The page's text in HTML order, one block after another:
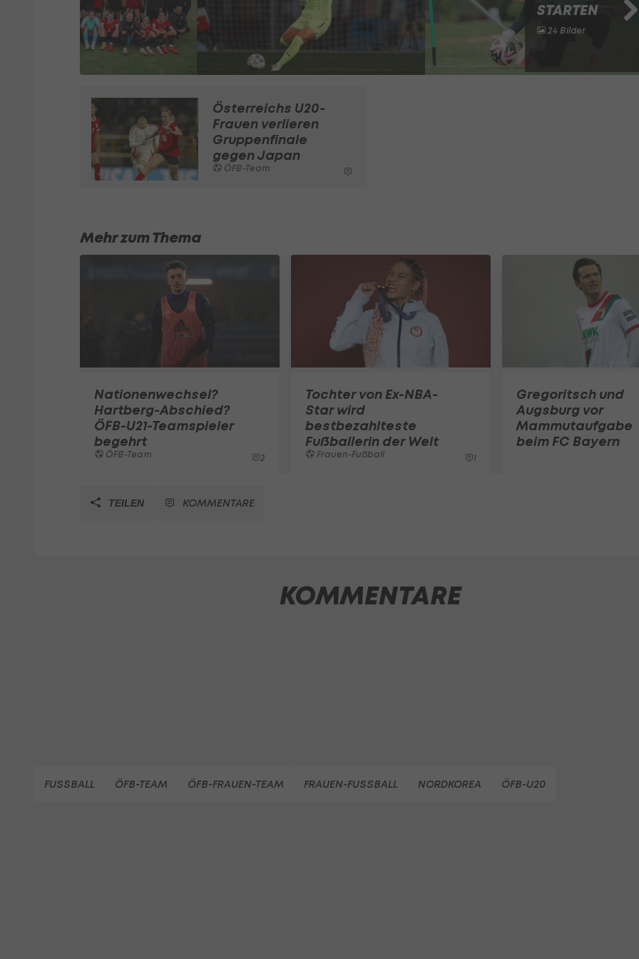
STARTEN
24 Bilder
Österreichs U20-
Frauen verlieren
Gruppenfinale
gegen Japan
ÖFB-Team
Mehr zum Thema
Nationenwechsel?
Hartberg-Abschied?
ÖFB-U21-Teamspieler
begehrt
ÖFB-Team 2
Tochter von Ex-NBA-
Star wird
bestbezahlteste
Fußballerin der Welt
Frauen-Fußball 1
Gregoritsch und
Augsburg vor
Mammutaufgabe
beim FC Bayern
TEILEN KOMMENTARE
KOMMENTARE
FUSSBALL ÖFB-TEAM ÖFB-FRAUEN-TEAM FRAUEN-FUSSBALL NORDKOREA ÖFB-U20